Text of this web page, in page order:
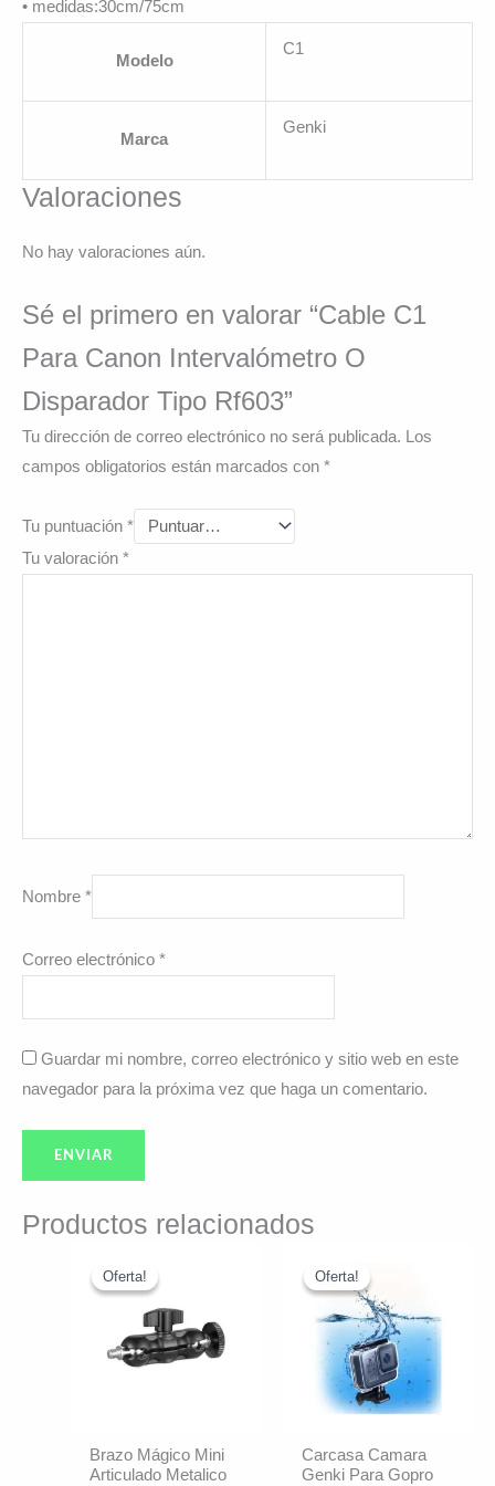
• medidas:30cm/75cm
Modelo
C1
Marca
Genki
Valoraciones
No hay valoraciones aún.
Sé el primero en valorar “Cable C1
Para Canon Intervalómetro O
Disparador Tipo Rf603”
Tu dirección de correo electrónico no será publicada. Los
campos obligatorios están marcados con *
Tu puntuación *
Tu valoración *
Nombre *
Correo electrónico *
Guardar mi nombre, correo electrónico y sitio web en este
navegador para la próxima vez que haga un comentario.
Productos relacionados
Oferta!
Oferta!
Brazo Mágico Mini
Articulado Metalico
precio
original
era:
$14.990.$13.990.
Oferta!
Oferta!
Carcasa Camara
Genki Para Gopro
precio
original
era:
$19.992.$17.990.
tiene
varias
Las
se